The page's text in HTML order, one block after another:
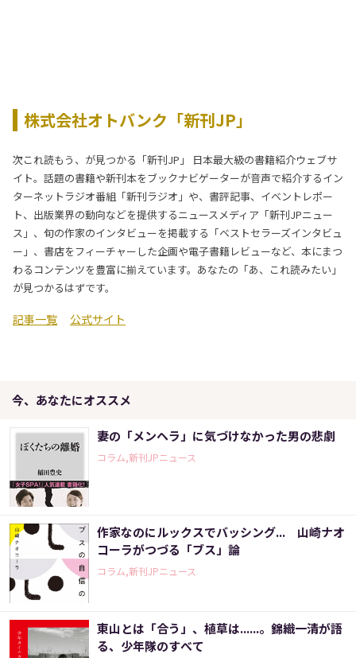
株式会社オトバンク「新刊JP」
次これ読もう、が見つかる「新刊JP」 日本最大級の書籍紹介ウェブサ
イト。話題の書籍や新刊本をブックナビゲーターが音声で紹介するイン
ターネットラジオ番組「新刊ラジオ」や、書評記事、イベントレポー
ト、出版業界の動向などを提供するニュースメディア「新刊JPニュー
ス」、旬の作家のインタビューを掲載する「ベストセラーズインタビュ
ー」、書店をフィーチャーした企画や電子書籍レビューなど、本にまつ
わるコンテンツを豊富に揃えています。あなたの「あ、これ読みたい」
が見つかるはずです。
記事一覧 公式サイト
今、あなたにオススメ
妻の「メンヘラ」に気づけなかった男の悲劇
コラム,新刊JPニュース
作家なのにルックスでバッシング... 山崎ナオ
コーラがつづる「ブス」論
コラム,新刊JPニュース
東山とは「合う」、植草は......。錦織一清が語
る、少年隊のすべて